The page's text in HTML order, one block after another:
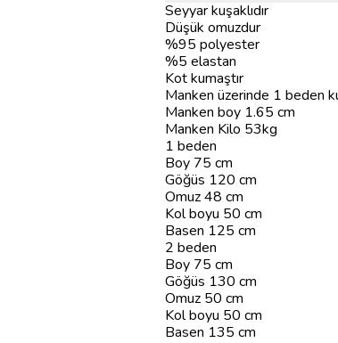
Seyyar kuşaklıdır
Düşük omuzdur
%95 polyester
%5 elastan
Kot kumaştır
Manken üzerinde 1 beden
Manken boy 1.65 cm
Manken Kilo 53kg
1 beden
Boy 75 cm
Göğüs 120 cm
Omuz 48 cm
Kol boyu 50 cm
Basen 125 cm
2 beden
Boy 75 cm
Göğüs 130 cm
Omuz 50 cm
Kol boyu 50 cm
Basen 135 cm